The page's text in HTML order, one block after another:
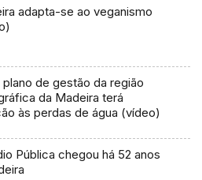
adapta-se ao veganismo
plano de gestão da região
da Madeira terá
às perdas de água (vídeo)
Pública chegou há 52 anos